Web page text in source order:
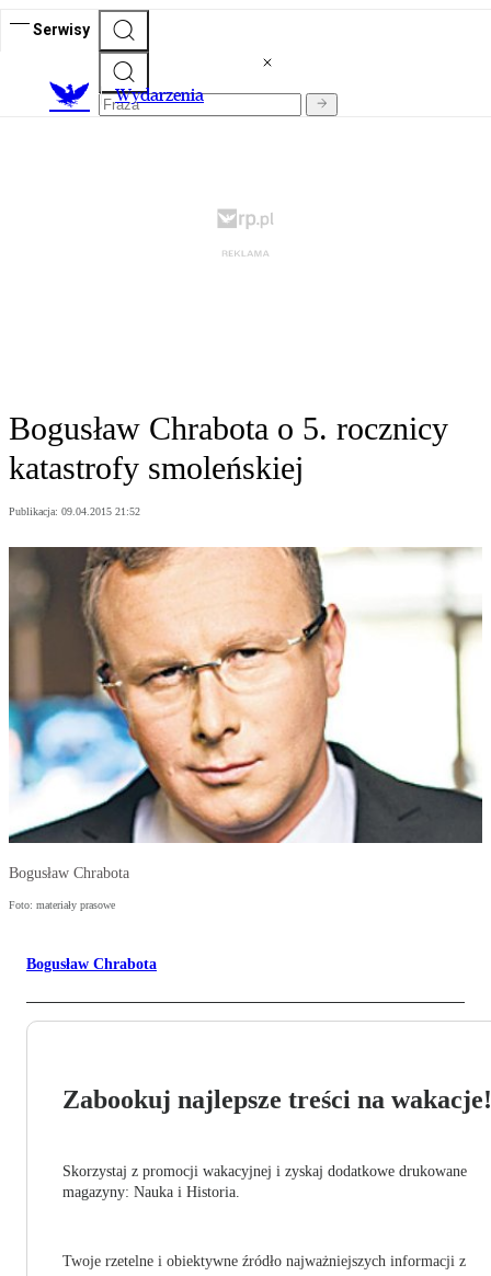
Serwisy
Wydarzenia
Bogusław Chrabota o 5. rocznicy
katastrofy smoleńskiej
Publikacja: 09.04.2015 21:52
Bogusław Chrabota
Foto: materiały prasowe
Bogusław Chrabota
Zabookuj najlepsze treści na wakacje!
Skorzystaj z promocji wakacyjnej i zyskaj dodatkowe drukowane
magazyny: Nauka i Historia.
Twoje rzetelne i obiektywne źródło najważniejszych informacji z